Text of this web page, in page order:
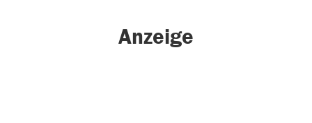
Anzeige